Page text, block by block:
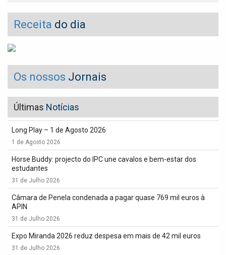
Receita do dia
Os nossos Jornais
Últimas Notícias
Long Play – 1 de Agosto 2026
1 de Agosto 2026
Horse Buddy: projecto do IPC une cavalos e bem-estar dos
estudantes
31 de Julho 2026
Câmara de Penela condenada a pagar quase 769 mil euros à
APIN
31 de Julho 2026
Expo Miranda 2026 reduz despesa em mais de 42 mil euros
31 de Julho 2026